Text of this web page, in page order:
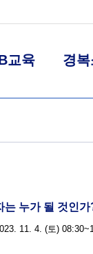
교육 경복
는 누가 될 것인가
11. 4. (토)